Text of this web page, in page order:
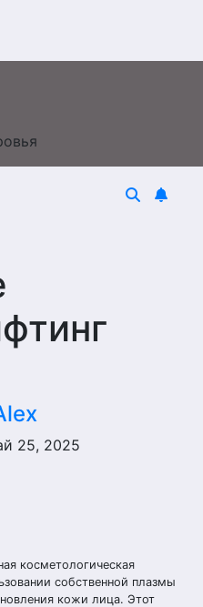
25, 2025
косметологическая
собственной плазмы
кожи лица. Этот